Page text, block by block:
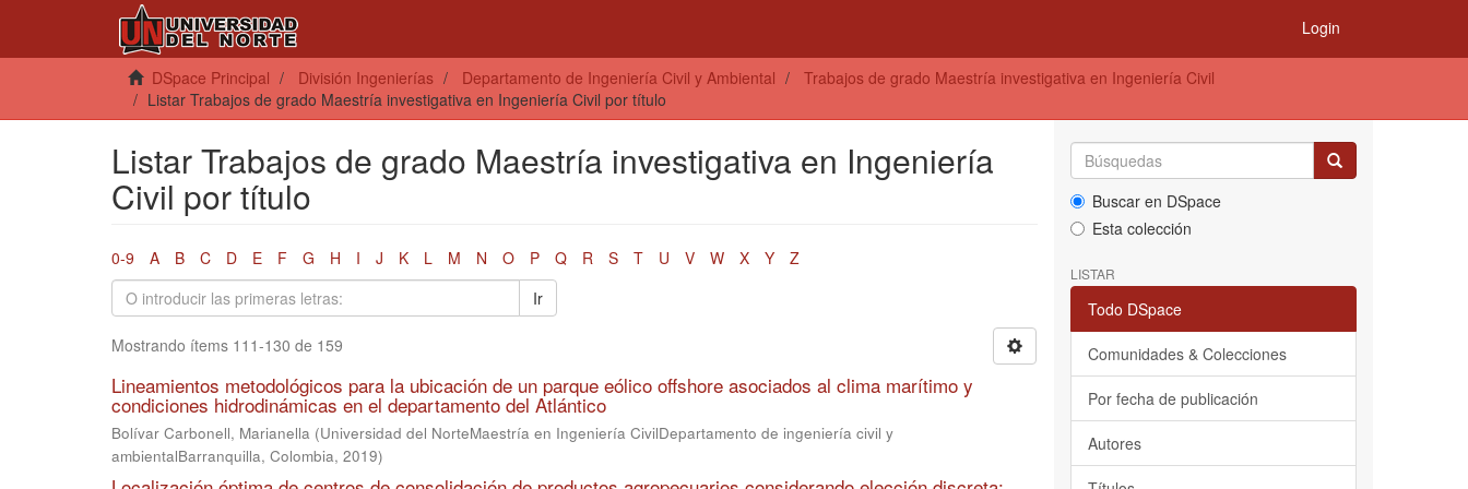
Login
DSpace Principal División Ingenierías Departamento de Ingeniería Civil y Ambiental
Trabajos de grado Maestría investigativa en Ingeniería Civil
Listar Trabajos de grado Maestría investigativa en Ingeniería Civil por título
Listar Trabajos de grado Maestría investigativa en Ingeniería
Civil por título
0-9 A B C D E F G H I J K L M N O P Q R S T U V W X Y
Z
Ir
Mostrando ítems 111-130 de 159
Lineamientos metodológicos para la ubicación de un parque eólico offshore asociados al clima marítimo y
condiciones hidrodinámicas en el departamento del Atlántico
Bolívar Carbonell, Marianella (Universidad del NorteMaestría en Ingeniería CivilDepartamento de ingeniería civil y
ambientalBarranquilla, Colombia, 2019)
Buscar en DSpace
Esta colección
LISTAR
Todo DSpace
Comunidades & Colecciones
Por fecha de publicación
Autores